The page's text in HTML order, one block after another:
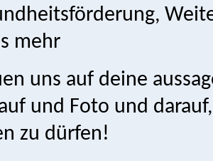
mehr
uns auf deine
und Foto und
zu dürfen!